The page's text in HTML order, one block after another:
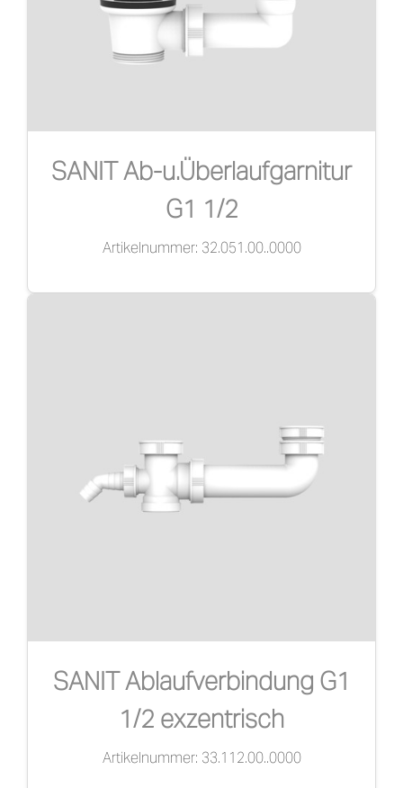
SANIT Ab-u.Überlaufgarnitur
G1 1/2
Artikelnummer: 32.051.00..0000
SANIT Ablaufverbindung G1
1/2 exzentrisch
Artikelnummer: 33.112.00..0000